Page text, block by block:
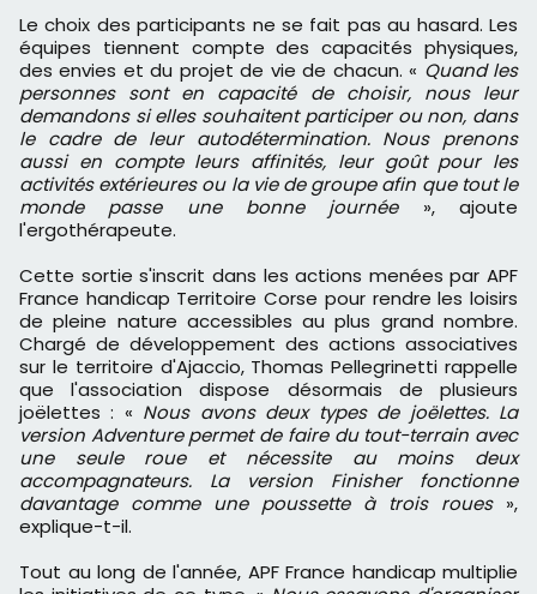
Le choix des participants ne se fait pas au hasard. Les
équipes tiennent compte des capacités physiques,
des envies et du projet de vie de chacun. « Quand les
personnes sont en capacité de choisir, nous leur
demandons si elles souhaitent participer ou non, dans
le cadre de leur autodétermination. Nous prenons
aussi en compte leurs affinités, leur goût pour les
activités extérieures ou la vie de groupe afin que tout le
monde passe une bonne journée », ajoute
l'ergothérapeute.
Cette sortie s'inscrit dans les actions menées par APF
France handicap Territoire Corse pour rendre les loisirs
de pleine nature accessibles au plus grand nombre.
Chargé de développement des actions associatives
sur le territoire d'Ajaccio, Thomas Pellegrinetti rappelle
que l'association dispose désormais de plusieurs
joëlettes : « Nous avons deux types de joëlettes. La
version Adventure permet de faire du tout-terrain avec
une seule roue et nécessite au moins deux
accompagnateurs. La version Finisher fonctionne
davantage comme une poussette à trois roues»,
explique-t-il.
Tout au long de l'année, APF France handicap multiplie